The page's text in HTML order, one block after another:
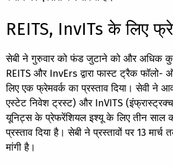
REITS, InvITs के लिए
सेबी ने गुरुवार को फंड जुटाने को और अधिक
REITS और InvErs द्वारा फास्ट ट्रैक
लिए एक फ्रेमवर्क का प्रस्ताव दिया। सेवी ने
एस्टेट निवेश ट्रस्ट) और InVITS
यूनिट्स के प्रेफरेंशियल इश्यू के लिए तीन साल
प्रस्ताव दिया है। सेबी ने प्रस्तावों पर 13 मार्च
मांगी है।